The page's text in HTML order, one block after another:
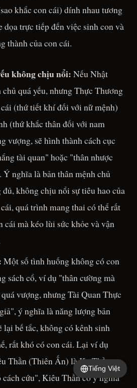
khắc con cái) dính nhau tương
dọa trực tiếp đến việc sinh con và
thành của con cái.
không chịu nổi: Nếu Nhật
quá yếu, nhưng Thực Thương
(thứ tiết khí đối với nữ mệnh)
(thứ khắc thân đối với nam
vượng, sẽ hình thành cách cục
tài quan" hoặc "thân nhược
nghĩa là bản thân mệnh chủ
không chịu nổi sự tiêu hao của
quá trình mang thai có thể rất
cái mà kéo lùi sức khỏe và vận
Một số tình huống không có con
sách cổ, ví dụ "thân cường mà
vượng, nhưng Tài Quan Thực
ý nghĩa là năng lượng bản
lại bế tắc, không có kênh sinh
rất khó có con cái. Lại ví dụ
Thần (Thiên Ấn) là Kỵ Thần,
cách cứu", Kiêu Thần có ý nghĩa
Tiếng Việt